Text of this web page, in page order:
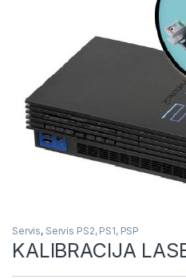
Servis, Servis PS2, PS1, PSP
KALIBRACIJA